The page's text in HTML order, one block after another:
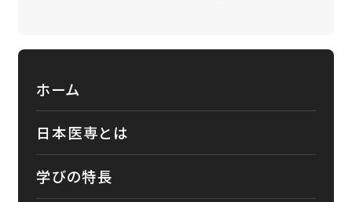
ホーム
日本医専とは
学びの特長